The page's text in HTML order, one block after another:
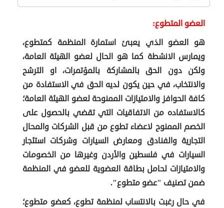
العضو المتطوع:
هو العضو الذي يعبئ استمارة المنظمة كمتطوع،
ويمارس الانشطة كما هو الحال لعضو الهيئة العامة،
ولكن دون الحق بالمشاركة بالمؤتمرات، او الترشح
والانتخاب، في حين يكون لديه الحق في الاستفادة من
كافة الحوافز والامتيازات الممنوحة لعضو الهيئة العامة؛
كالاستفاده من الاتفاقيات التي تقضي بالحصول على
الخصم الممنوح لاعضاء تطوع من قبل الشركات والمحال
التجارية والفنادق ومعارض السيارات وشركات استئجار
السيارات في فلسطين والأردن وغيرها من الخصومات
والامتيازات لحامل بطاقة العضوية للعضو في المنظمة
ضمن تصنيف "عضو متطوع".
في حال رغبت بالانتساب لمنظمة تطوع، كعضو متطوع؛